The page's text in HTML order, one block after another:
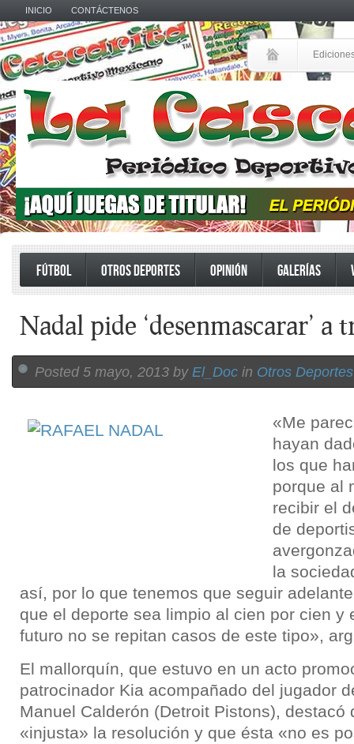
INICIO CONTÁCTENOS
FÚTBOL OTROS DEPORTES OPINIÓN GALERÍAS
Nadal pide ‘desenmascarar’ a
Posted 5 mayo, 2013 by El_Doc in Otros Deportes
«Me
hayan
los que
porque al
recibir el
de
la
así, por lo que tenemos que seguir
que el deporte sea limpio al cien por cien y
futuro no se repitan casos de este tipo»,
El mallorquín, que estuvo en un acto
patrocinador Kia acompañado del jugador
Manuel Calderón (Detroit Pistons), destacó
«injusta» la resolución y que ésta «no es